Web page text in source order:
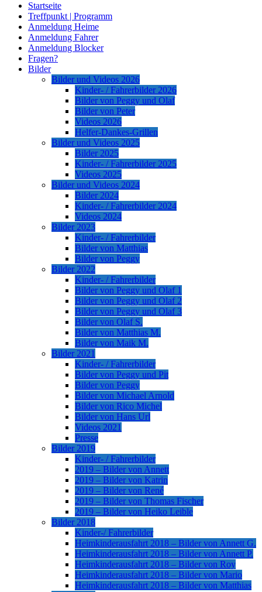
Startseite
Treffpunkt | Programm
Anmeldung Heime
Anmeldung Fahrer
Anmeldung Blocker
Fragen?
Bilder
Bilder und Videos 2026
Kinder- / Fahrerbilder 2026
Bilder von Peggy und Olaf
Bilder von Peter
Videos 2026
Helfer-Dankes-Grillen
Bilder und Videos 2025
Bilder 2025
Kinder- / Fahrerbilder 2025
Videos 2025
Bilder und Videos 2024
Bilder 2024
Kinder- / Fahrerbilder 2024
Videos 2024
Bilder 2023
Kinder- / Fahrerbilder
Bilder von Matthias
Bilder von Peggy
Bilder 2022
Kinder- / Fahrerbilder
Bilder von Peggy und Olaf 1
Bilder von Peggy und Olaf 2
Bilder von Peggy und Olaf 3
Bilder von Olaf S.
Bilder von Matthias M.
Bilder von Maik M.
Bilder 2021
Kinder- / Fahrerbilder
Bilder von Peggy und Pit
Bilder von Peggy
Bilder von Michael Arnold
Bilder von Rico Michel
Bilder von Hans Url
Videos 2021
Presse
Bilder 2019
Kinder- / Fahrerbilder
2019 – Bilder von Annett
2019 – Bilder von Katrin
2019 – Bilder von René
2019 – Bilder von Thomas Fischer
2019 – Bilder von Heiko Leible
Bilder 2018
Kinder-/ Fahrerbilder
Heimkinderausfahrt 2018 – Bilder von Annett G.
Heimkinderausfahrt 2018 – Bilder von Annett P.
Heimkinderausfahrt 2018 – Bilder von Roy
Heimkinderausfahrt 2018 – Bilder von Mario
Heimkinderausfahrt 2018 – Bilder von Matthias